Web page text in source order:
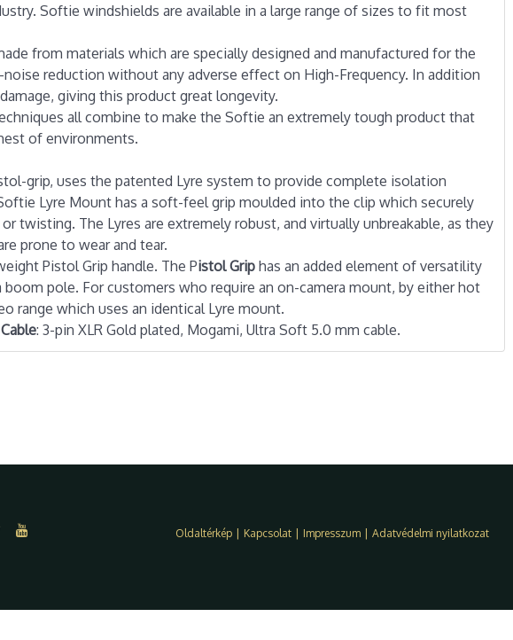
Softie windshields are available in a large range of sizes to fit most
from materials which are specially designed and manufactured for the
reduction without any adverse effect on High-Frequency. In addition
giving this product great longevity.
all combine to make the Softie an extremely tough product that
of environments.
grip, uses the patented Lyre system to provide complete isolation
Lyre Mount has a soft-feel grip moulded into the clip which securely
twisting. The Lyres are extremely robust, and virtually unbreakable, as they
prone to wear and tear.
Pistol Grip handle. The Pistol Grip has an added element of versatility
pole. For customers who require an on-camera mount, by either hot
range which uses an identical Lyre mount.
: 3-pin XLR Gold plated, Mogami, Ultra Soft 5.0 mm cable.
Oldaltérkép | Kapcsolat | Impresszum | Adatvédelmi nyilatkozat